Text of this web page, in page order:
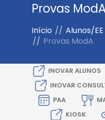
Provas
Início // Alunos/EE
// Provas ModA
INOVAR ALUNOS
INOVAR
PAA
KIOSK